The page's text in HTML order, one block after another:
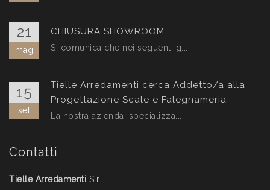
21
mag
CHIUSURA SHOWROOM
Si comunica che nei seguenti g...
15
set
Tielle Arredamenti cerca Addetto/a alla
Progettazione Scale e Falegnameria
La nostra azienda, specializza...
Contatti
Tielle Arredamenti S.r.l.